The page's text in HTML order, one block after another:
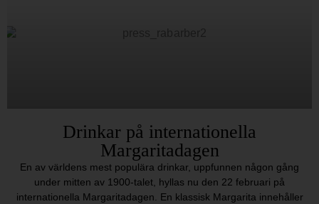
Drinkar på internationella
Margaritadagen
En av världens mest populära drinkar, uppfunnen någon gång
under mitten av 1900-talet, hyllas nu den 22 februari på
internationella Margaritadagen. En klassisk Margarita innehåller